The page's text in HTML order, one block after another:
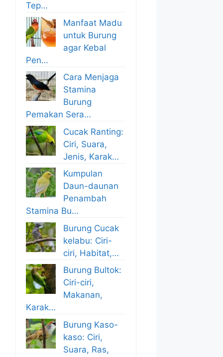
Tep…
Manfaat Madu
untuk Burung
agar Kebal
Pen…
Cara Menjaga
Stamina
Burung
Pemakan Sera…
Cucak Ranting:
Ciri, Suara,
Jenis, Karak…
Kumpulan
Daun-daunan
Penambah
Stamina Bu…
Burung Cucak
kelabu: Ciri-
ciri, Habitat,…
Burung Bultok:
Ciri-ciri,
Makanan,
Karak…
Burung Kaso-
kaso: Ciri,
Suara, Ras,